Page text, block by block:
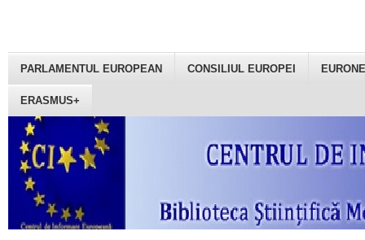
PARLAMENTUL EUROPEAN CONSILIUL EUROPEI
ERASMUS+